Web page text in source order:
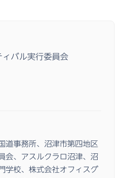
ィバル実行委員会
道事務所、沼津市第四地区
会、アスルクラロ沼津、沼
学校、株式会社オフィスグ